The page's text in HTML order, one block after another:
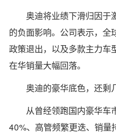
奥迪将业绩下滑归因于
的负面影响。公司表示，全
政策退出，以及多款主力车
在华销量大幅回落。
奥迪的豪华底色，还剩
从曾经领跑国内豪华车
40%、高管频繁更迭、销量